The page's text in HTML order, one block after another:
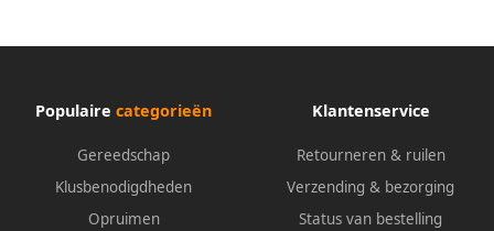
Populaire categorieën
Gereedschap
Klusbenodigdheden
Opruimen
Klantenservice
Retourneren & ruilen
Verzending & bezorging
Status van bestelling